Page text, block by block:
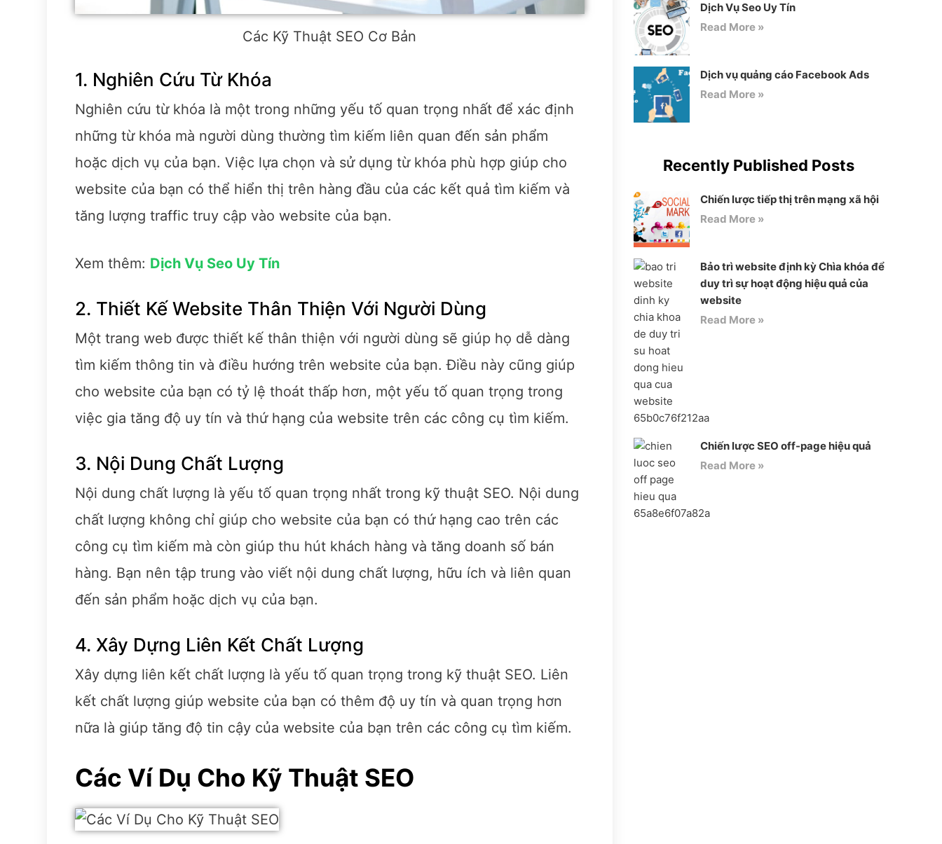
Các Kỹ Thuật SEO Cơ Bản
1. Nghiên Cứu Từ Khóa
Nghiên cứu từ khóa là một trong những yếu tố quan trọng nhất để xác định
những từ khóa mà người dùng thường tìm kiếm liên quan đến sản phẩm
hoặc dịch vụ của bạn. Việc lựa chọn và sử dụng từ khóa phù hợp giúp cho
website của bạn có thể hiển thị trên hàng đầu của các kết quả tìm kiếm và
tăng lượng traffic truy cập vào website của bạn.
Xem thêm: Dịch Vụ Seo Uy Tín
2. Thiết Kế Website Thân Thiện Với Người Dùng
Một trang web được thiết kế thân thiện với người dùng sẽ giúp họ dễ dàng
tìm kiếm thông tin và điều hướng trên website của bạn. Điều này cũng giúp
cho website của bạn có tỷ lệ thoát thấp hơn, một yếu tố quan trọng trong
việc gia tăng độ uy tín và thứ hạng của website trên các công cụ tìm kiếm.
3. Nội Dung Chất Lượng
Nội dung chất lượng là yếu tố quan trọng nhất trong kỹ thuật SEO. Nội dung
chất lượng không chỉ giúp cho website của bạn có thứ hạng cao trên các
công cụ tìm kiếm mà còn giúp thu hút khách hàng và tăng doanh số bán
hàng. Bạn nên tập trung vào viết nội dung chất lượng, hữu ích và liên quan
đến sản phẩm hoặc dịch vụ của bạn.
4. Xây Dựng Liên Kết Chất Lượng
Xây dựng liên kết chất lượng là yếu tố quan trọng trong kỹ thuật SEO. Liên
kết chất lượng giúp website của bạn có thêm độ uy tín và quan trọng hơn
nữa là giúp tăng độ tin cậy của website của bạn trên các công cụ tìm kiếm.
Các Ví Dụ Cho Kỹ Thuật SEO
Dịch Vụ Seo Uy Tín
Read More »
Dịch vụ quảng cáo Facebook Ads
Read More »
Recently Published Posts
Chiến lược tiếp thị trên mạng xã hội
Read More »
Bảo trì website định kỳ Chìa khóa để
duy trì sự hoạt động hiệu quả của
website
Read More »
Chiến lược SEO off-page hiệu quả
Read More »